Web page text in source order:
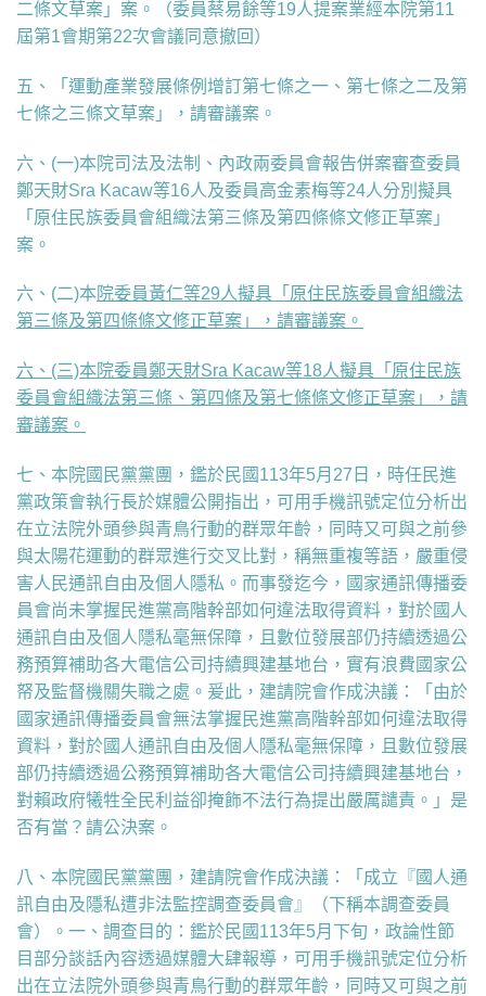
二條文草案」案。（委員蔡易餘等19人提案業經本院第11
屆第1會期第22次會議同意撤回）
五、「運動產業發展條例增訂第七條之一、第七條之二及第
七條之三條文草案」，請審議案。
六、(一)本院司法及法制、內政兩委員會報告併案審查委員
鄭天財Sra Kacaw等16人及委員高金素梅等24人分別擬具
「原住民族委員會組織法第三條及第四條條文修正草案」
案。
六、(二)本院委員黃仁等29人擬具「原住民族委員會組織法
第三條及第四條條文修正草案」，請審議案。
六、(三)本院委員鄭天財Sra Kacaw等18人擬具「原住民族
委員會組織法第三條、第四條及第七條條文修正草案」，請
審議案。
七、本院國民黨黨團， 鑑於民國113年5月27日，時任民進
黨政策會執行長於媒體公開指出，可用手機訊號定位分析出
在立法院外頭參與青鳥行動的群眾年齡，同時又可與之前參
與太陽花運動的群眾進行交叉比對，稱無重複等語，嚴重侵
害人民通訊自由及個人隱私。而事發迄今，國家通訊傳播委
員會尚未掌握民進黨高階幹部如何違法取得資料，對於國人
通訊自由及個人隱私毫無保障，且數位發展部仍持續透過公
務預算補助各大電信公司持續興建基地台，實有浪費國家公
帑及監督機關失職之處。爰此，建請院會作成決議：「由於
國家通訊傳播委員會無法掌握民進黨高階幹部如何違法取得
資料，對於國人通訊自由及個人隱私毫無保障，且數位發展
部仍持續透過公務預算補助各大電信公司持續興建基地台，
對賴政府犧牲全民利益卻掩飾不法行為提出嚴厲譴責。」是
否有當？請公決案。
八、本院國民黨黨團， 建請院會作成決議：「成立『國人通
訊自由及隱私遭非法監控調查委員會』（下稱本調查委員
會）。一、調查目的：鑑於民國113年5月下旬，政論性節
目部分談話內容透過媒體大肆報導，可用手機訊號定位分析
出在立法院外頭參與青鳥行動的群眾年齡，同時又可與之前